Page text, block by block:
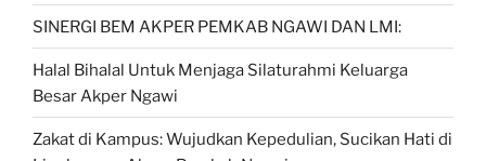
SINERGI BEM AKPER PEMKAB NGAWI DAN LMI:
Halal Bihalal Untuk Menjaga Silaturahmi Keluarga
Besar Akper Ngawi
Zakat di Kampus: Wujudkan Kepedulian, Sucikan Hati di